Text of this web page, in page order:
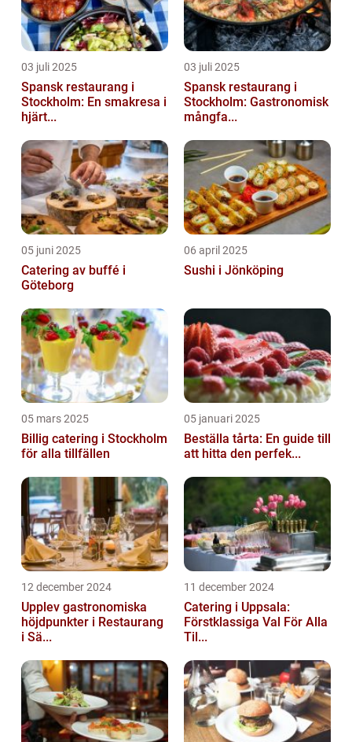
03 juli 2025
Spansk restaurang i
Stockholm: En smakresa i
hjärt...
03 juli 2025
Spansk restaurang i
Stockholm: Gastronomisk
mångfa...
05 juni 2025
Catering av buffé i
Göteborg
06 april 2025
Sushi i Jönköping
05 mars 2025
Billig catering i Stockholm
för alla tillfällen
05 januari 2025
Beställa tårta: En guide till
att hitta den perfek...
12 december 2024
Upplev gastronomiska
höjdpunkter i Restaurang
i Sä...
11 december 2024
Catering i Uppsala:
Förstklassiga Val För Alla
Til...